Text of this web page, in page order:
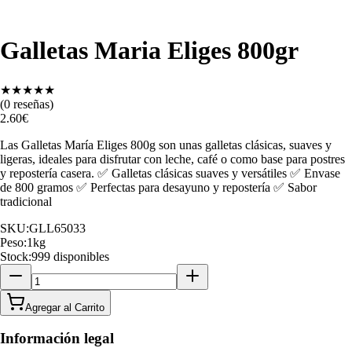
Galletas Maria Eliges 800gr
★★★★★
(0 reseñas)
2.60€
Las Galletas María Eliges 800g son unas galletas clásicas, suaves y
ligeras, ideales para disfrutar con leche, café o como base para postres
y repostería casera. ✅ Galletas clásicas suaves y versátiles ✅ Envase
de 800 gramos ✅ Perfectas para desayuno y repostería ✅ Sabor
tradicional
SKU:GLL65033
Peso:1kg
Stock:999 disponibles
Agregar al Carrito
Información legal